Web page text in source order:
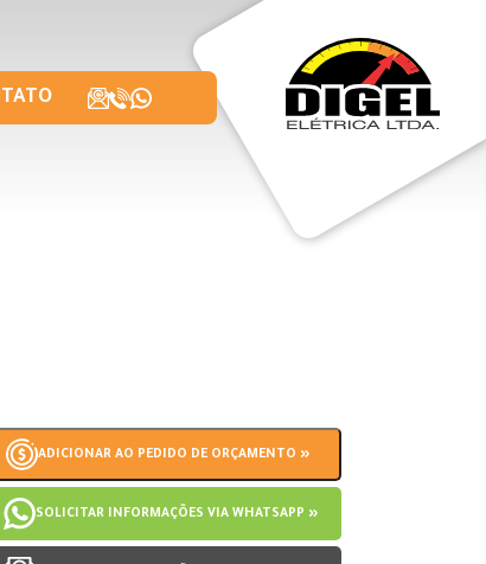
ADICIONAR AO PEDIDO DE ORÇAMENTO »
SOLICITAR INFORMAÇÕES VIA WHATSAPP »